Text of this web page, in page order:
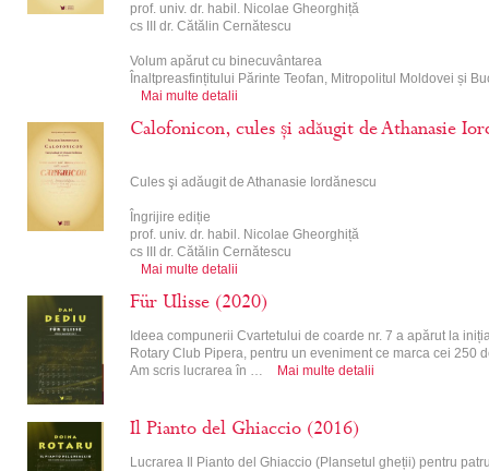
prof. univ. dr. habil. Nicolae Gheorghiță
cs III dr. Cătălin Cernătescu
Volum apărut cu binecuvântarea
Înaltpreasfințitului Părinte Teofan, Mitropolitul Moldovei și
Mai multe detalii
Calofonicon, cules și adăugit de Athanasie
Cules şi adăugit de Athanasie Iordănescu
Îngrijire ediție
prof. univ. dr. habil. Nicolae Gheorghiță
cs III dr. Cătălin Cernătescu
Mai multe detalii
Für Ulisse (2020)
Ideea compunerii Cvartetului de coarde nr. 7 a apărut la
Rotary Club Pipera, pentru un eveniment ce marca cei 250
Am scris lucrarea în …
Mai multe detalii
Il Pianto del Ghiaccio (2016)
Lucrarea Il Pianto del Ghiaccio (Plansetul gheții) pentru